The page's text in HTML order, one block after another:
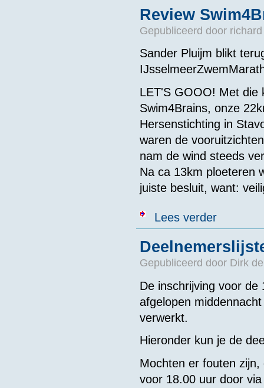
Review
Gepubliceerd door
Sander Pluijm blikt
LET'S GOOO! Met die
Swim4Brains, onze
Hersenstichting in
waren de
nam de wind steeds
Na ca 13km ploeteren
juiste besluit, want:
Lees verderover Review
Gepubliceerd door Dirk
De inschrijving voor de
afgelopen
verwerkt.
Hieronder kun je de
Mochten er fouten
voor 18.00 uur door